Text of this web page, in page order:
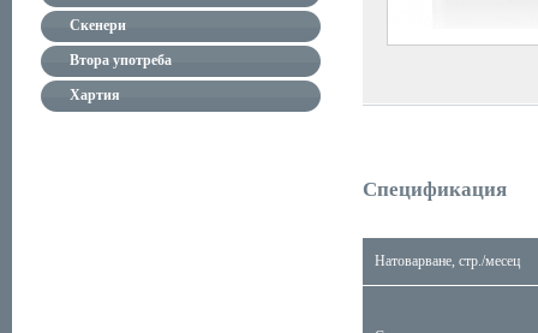
Скенери
Втора употреба
Хартия
Спецификация
Натоварване, стр./месец